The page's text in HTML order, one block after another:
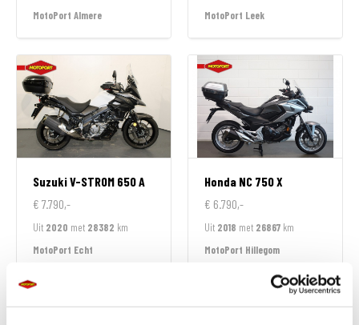
MotoPort Almere
MotoPort Leek
SuzukiV-STROM 650 A
€ 7.790,-
Uit 2020 met 28382 km
MotoPort Echt
Honda NC 750 X
€ 6.790,-
Uit 2018 met 26867 km
MotoPort Hillegom